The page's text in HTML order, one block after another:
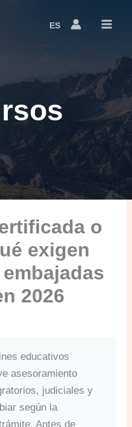
ESLanguage
o
exigen
embajadas
2026
educativos
asesoramiento
judiciales y
según la
Antes de